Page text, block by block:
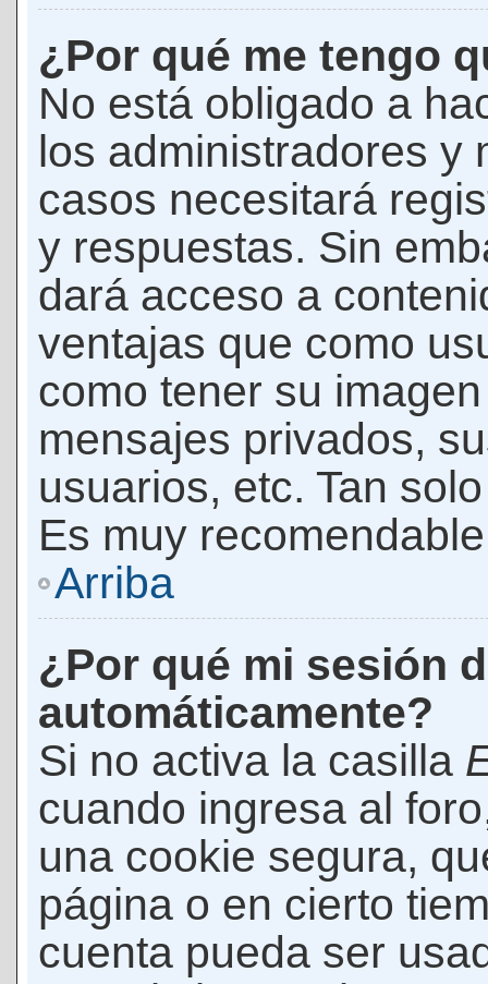
¿Por qué me tengo
No está obligado a
los administradores y
casos necesitará
y respuestas. Sin
dará acceso a
ventajas que como
como tener su
mensajes privados,
usuarios, etc. Tan
Es muy
Arriba
¿Por qué mi sesión
automáticamente?
Si no activa la casilla
cuando ingresa al
una cookie segura,
página o en cierto
cuenta pueda ser